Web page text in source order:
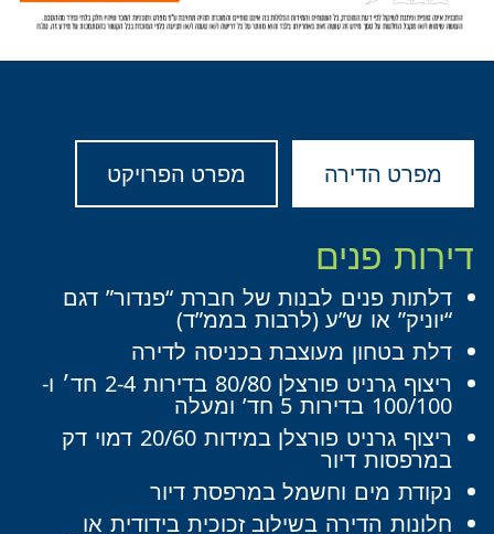
מפרט הדירה מפרט הפרויקט
דירות פנים
דלתות פנים לבנות של חברת “פנדור” דגם
“יוניק” או ש”ע (לרבות בממ”ד)
דלת בטחון מעוצבת בכניסה לדירה
ריצוף גרניט פורצלן 80/80 בדירות 2-4 חד׳ ו-
100/100 בדירות 5 חד’ ומעלה
ריצוף גרניט פורצלן במידות 20/60 דמוי דק
במרפסות דיור
נקודת מים וחשמל במרפסת דיור
חלונות הדירה בשילוב זכוכית בידודית או